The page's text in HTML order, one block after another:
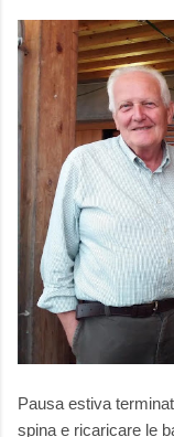
Pausa estiva
spina e ricaricare le